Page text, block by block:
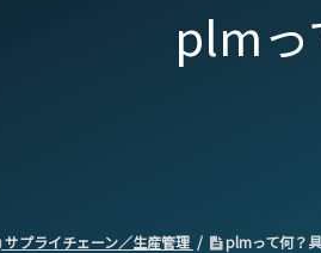
plmっ
サプライチェーン／生産管理 plmって何？